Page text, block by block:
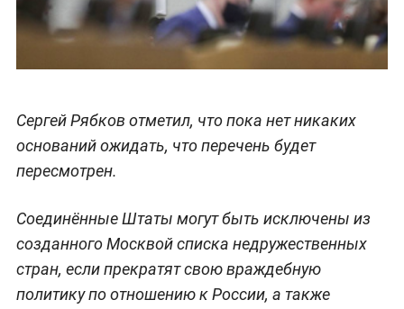
Сергей Рябков отметил, что пока нет никаких
оснований ожидать, что перечень будет
пересмотрен.
Соединённые Штаты могут быть исключены из
созданного Москвой списка недружественных
стран, если прекратят свою враждебную
политику по отношению к России, а также